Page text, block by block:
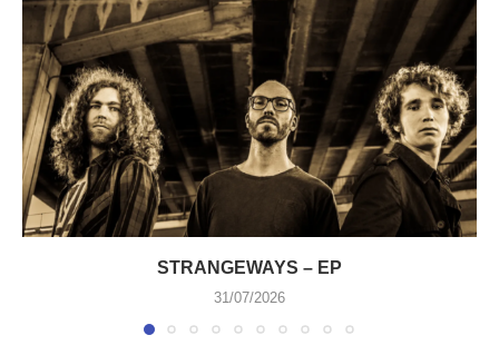
STRANGEWAYS – EP
31/07/2026